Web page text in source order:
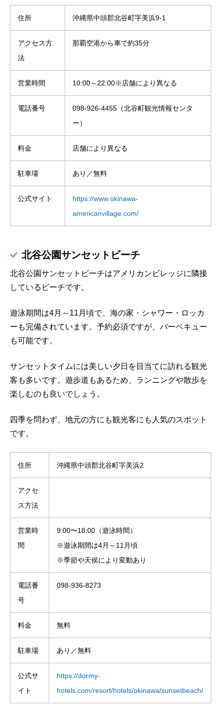
住所 沖縄県中頭郡北谷町字美浜9-1
アクセス方
法
那覇空港から車で約35分
営業時間 10:00～22:00※店舗により異なる
電話番号
098-926-4455（北谷町観光情報センタ
ー）
料金 店舗により異なる
駐車場 あり／無料
公式サイト
https://www.okinawa-
americanvillage.com/
北谷公園サンセットビーチ
北谷公園サンセットビーチはアメリカンビレッジに隣接
しているビーチです。
遊泳期間は4月～11月頃で、海の家・シャワー・ロッカ
ーも完備されています。予約必須ですが、バーベキュー
も可能です。
サンセットタイムには美しい夕日を目当てに訪れる観光
客も多いです。遊歩道もあるため、ランニングや散歩を
楽しむのも良いでしょう。
四季を問わず、地元の方にも観光客にも人気のスポット
です。
住所 沖縄県中頭郡北谷町字美浜2
アクセ
ス方法
営業時
間
9:00〜18:00（遊泳時間）
※遊泳期間は4月～11月頃
※季節や天侯により変動あり
電話番
号
098-936-8273
料金 無料
駐車場 あり／無料
公式サ
イト
https://dormy-
hotels.com/resort/hotels/okinawa/sunsetbeach/